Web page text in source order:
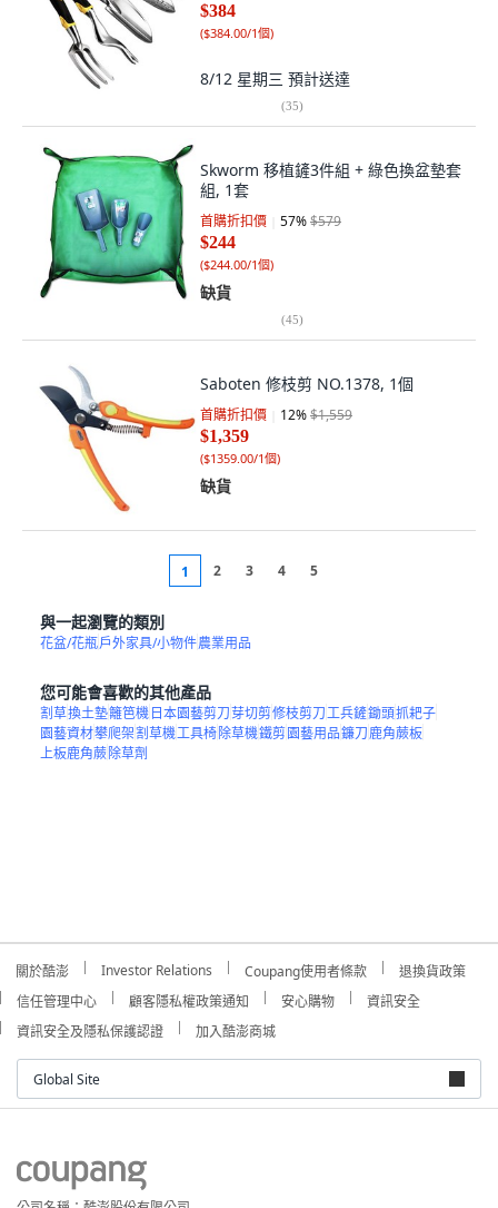
$384
($384.00/1個)
8/12 星期三 預計送達
(35)
Skworm 移植鏟3件組 + 綠色換盆墊套
組, 1套
首購折扣價 57%$579
$244
($244.00/1個)
缺貨
(45)
Saboten 修枝剪 NO.1378, 1個
首購折扣價 12%$1,559
$1,359
($1359.00/1個)
缺貨
1 2 3 4 5
與一起瀏覽的類別
花盆/花瓶戶外家具/小物件農業用品
您可能會喜歡的其他產品
割草換土墊籬笆機日本園藝剪刀芽切剪修枝剪刀工兵鏟鋤頭抓耙子
園藝資材攀爬架割草機工具椅除草機鐵剪園藝用品鐮刀鹿角蕨板
上板鹿角蕨除草劑
關於酷澎 Investor Relations Coupang使用者條款
退換貨政策
信任管理中心
顧客隱私權政策通知 安心購物
資訊安全
資訊安全及隱私保護認證
加入酷澎商城
Global Site